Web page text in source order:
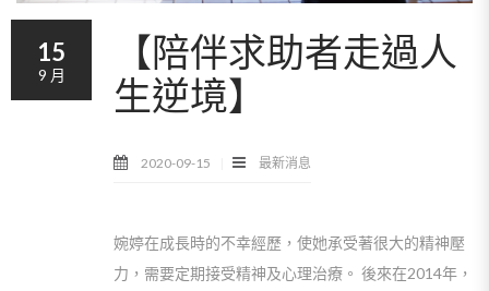
【陪伴求助者走過人
生逆境】
2020-09-15 最新消息
婉婷在成長時的不幸經歷，使她承受著很大的精神壓
力，需要定期接受精神及心理治療。 後來在2014年，
15
9 月